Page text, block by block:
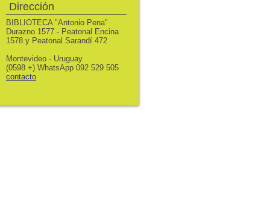
Dirección
BIBLIOTECA "Antonio Pena"
Durazno 1577 - Peatonal Encina
1578 y Peatonal Sarandí 472
Montevideo - Uruguay
(0598 +) WhatsApp 092 529 505
contacto